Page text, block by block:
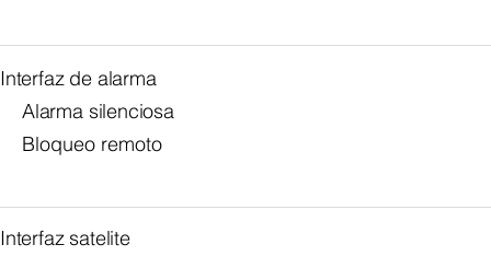
Alarma silenciosa
Bloqueo remoto
Interfaz de alarma
Interfaz satelite